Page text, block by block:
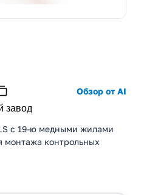
Обзор от AI
завод
с 19-ю медными жилами
монтажа контрольных